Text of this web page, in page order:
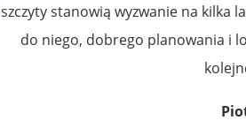
szczyty stanowią wyzwanie na kilka
do niego, dobrego planowania i